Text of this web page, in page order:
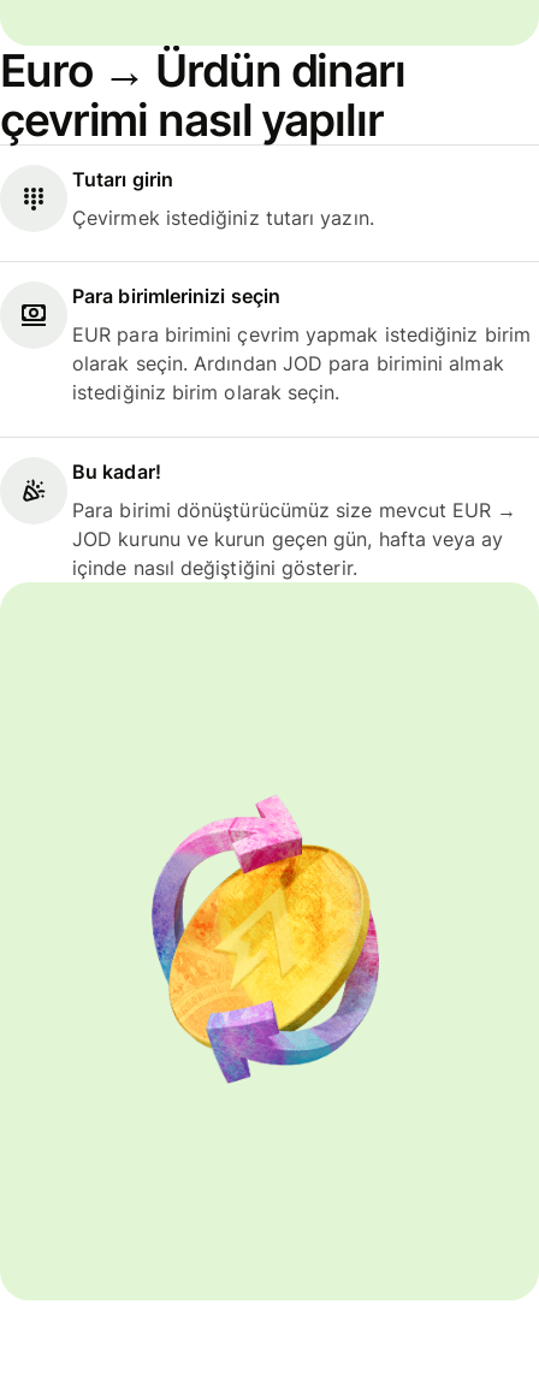
Euro → Ürdün dinarı
çevrimi nasıl yapılır
Tutarı girin
Çevirmek istediğiniz tutarı yazın.
Para birimlerinizi seçin
EUR para birimini çevrim yapmak istediğiniz birim
olarak seçin. Ardından JOD para birimini almak
istediğiniz birim olarak seçin.
Bu kadar!
Para birimi dönüştürücümüz size mevcut EUR →
JOD kurunu ve kurun geçen gün, hafta veya ay
içinde nasıl değiştiğini gösterir.